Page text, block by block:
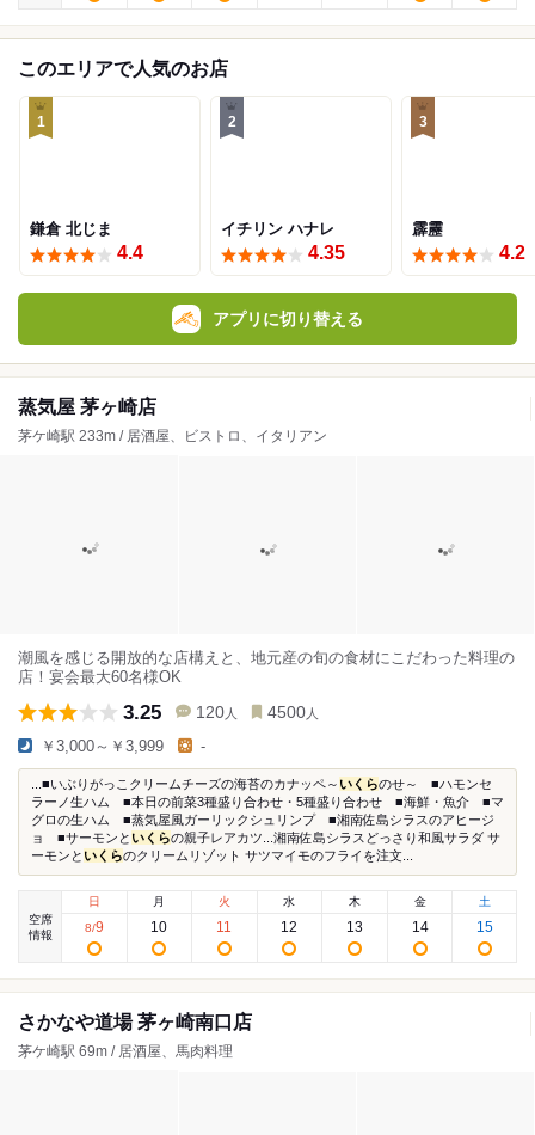
このエリアで人気のお店
1
鎌倉 北じま
4.4
2
イチリン ハナレ
4.35
3
霹靂
4.2
アプリに切り替える
蒸気屋 茅ヶ崎店
茅ケ崎駅 233m / 居酒屋、ビストロ、イタリアン
潮風を感じる開放的な店構えと、地元産の旬の食材にこだわった料理の
店！宴会最大60名様OK
3.25 120 人 4500 人
￥3,000～￥3,999 -
...■いぶりがっこクリームチーズの海苔のカナッペ～ いくらのせ～ ■ハモンセ
ラーノ生ハム ■本日の前菜3種盛り合わせ・5種盛り合わせ ■海鮮・魚介 ■マ
グロの生ハム ■蒸気屋風ガーリックシュリンプ ■湘南佐島シラスのアヒージ
ョ ■サーモンと いくらの親子レアカツ...湘南佐島シラスどっさり和風サラダ サ
ーモンと いくらのクリームリゾット サツマイモのフライを注文...
空席
情報
日
8/9
月
10
火
11
水
12
木
13
金
14
土
15
さかなや道場 茅ヶ崎南口店
茅ケ崎駅 69m / 居酒屋、馬肉料理